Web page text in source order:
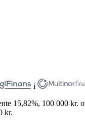
i
15,82%, 100 000 kr.
kr.